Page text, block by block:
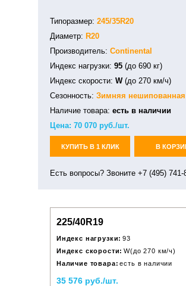
Типоразмер: 245/35R20
Диаметр: R20
Производитель: Continental
Индекс нагрузки: 95 (до 690 кг)
Индекс скорости: W(до 270 км/ч)
Сезонность: Зимняя нешипованная
Наличие товара: есть в наличии
Цена: 70 070 руб./шт.
КУПИТЬ В 1 КЛИК В
Есть вопросы? Звоните +7 (495) 741-
225/40R19
Индекс нагрузки: 93
Индекс скорости: W(до 270 км/ч)
Наличие товара: есть в наличии
35 576 руб./шт.